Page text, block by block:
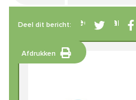
Betrokken leden van
Deel dit bericht:
Afdrukken